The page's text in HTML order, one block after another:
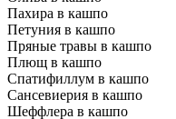
Пахира в кашпо
Петуния в кашпо
Пряные травы в кашпо
Плющ в кашпо
Спатифиллум в кашпо
Сансевиерия в кашпо
Шеффлера в кашпо